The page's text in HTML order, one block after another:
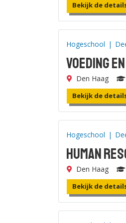
Bekijk de
Hogeschool |
Voeding
Den Haag
Bekijk de
Hogeschool |
Human
Den Haag
Bekijk de